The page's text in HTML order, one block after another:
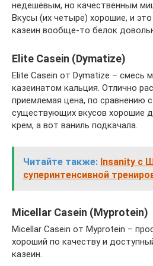
недешёвым, но качественным
Вкусы (их четыре) хорошие, и
казеин вообще-то белок
Elite Casein (Dymatize)
Elite Casein от Dymatize – смесь
казеинатом кальция. Отлично
приемлемая цена, по сравнению
существующих вкусов хорошие
крем, а вот ваниль подкачала.
Читайте также: Insanity с
суперинтенсивной
Micellar Casein (Myprotein)
Micellar Casein от Myprotein –
хороший по качеству и
казеин.